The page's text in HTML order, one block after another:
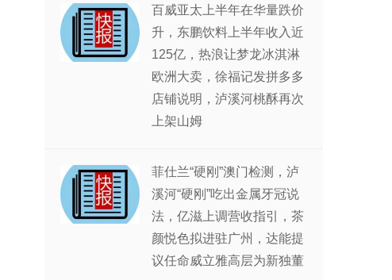
百威亚太上半年在华量跌价
升，东鹏饮料上半年收入近
125亿，热浪让梦龙冰淇淋
欧洲大卖，徐福记发拼多多
店铺说明，泸溪河桃酥再次
上架山姆
菲仕兰“硬刚”澳门检测，泸
溪河“硬刚”吃出金属牙冠说
法，亿滋上调营收指引，茶
颜悦色拟进驻广州，达能提
议任命威立雅高层为新独董